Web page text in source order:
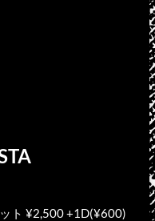
ト ¥2,500 +1D(¥600)